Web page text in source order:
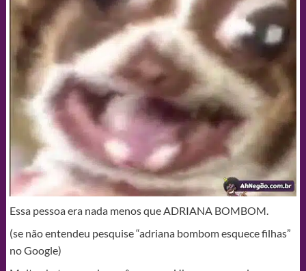
Essa pessoa era nada menos que ADRIANA BOMBOM.
(se não entendeu pesquise “adriana bombom esquece filhas”
no Google)